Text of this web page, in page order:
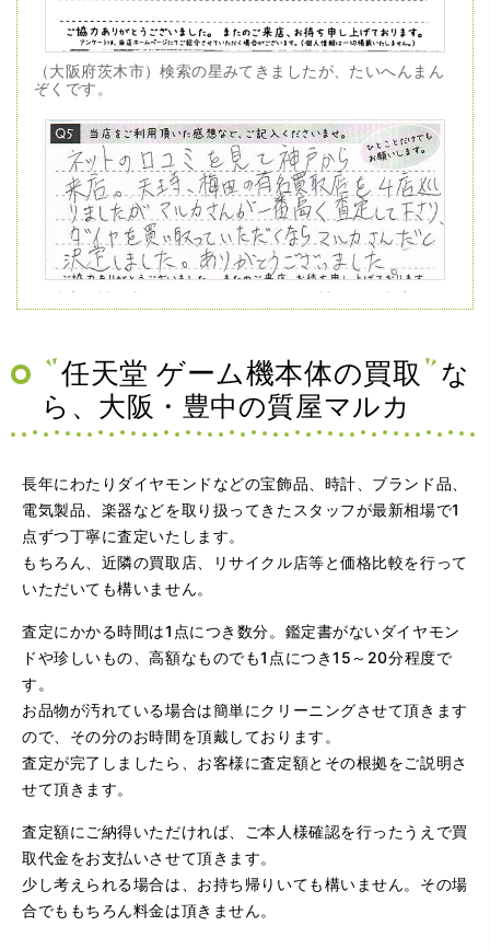
（大阪府茨木市）検索の星みてきましたが、たいへんまん
ぞくです。
（兵庫県神戸市）ネットの口コミを見て神戸から来店。天
王寺、梅田の有名買取店を4店巡りましたがマルカさんが一
（大阪府大阪市）問い合わせから非常に分かり易く、安心
りました。
（大阪府大阪市）とてもプロな鑑定士さんがいて的確にア
ドバイスや買取りを暖かい人柄で行ってくれます。 親切に
なって頂いてありがとうございます! お店の雰囲気もやらし
さがなく、とても入ってゆっくりできる落ちついた敷居の
高いお店です。また鑑定士さんに会いたいです。
任天堂 ゲーム機本体の買取
な
ら、大阪・豊中の質屋マルカ
長年にわたりダイヤモンドなどの宝飾品、時計、ブランド品、
電気製品、楽器などを取り扱ってきたスタッフが最新相場で1
点ずつ丁寧に査定いたします。
もちろん、近隣の買取店、リサイクル店等と価格比較を行って
いただいても構いません。
査定にかかる時間は1点につき数分。鑑定書がないダイヤモン
ドや珍しいもの、高額なものでも1点につき15～20分程度で
す。
お品物が汚れている場合は簡単にクリーニングさせて頂きます
ので、その分のお時間を頂戴しております。
査定が完了しましたら、お客様に査定額とその根拠をご説明さ
せて頂きます。
査定額にご納得いただければ、ご本人様確認を行ったうえで買
取代金をお支払いさせて頂きます。
少し考えられる場合は、お持ち帰りいても構いません。その場
合でももちろん料金は頂きません。